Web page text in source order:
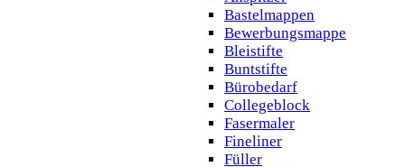
Bastelmappen
Bewerbungsmappe
Bleistifte
Buntstifte
Bürobedarf
Collegeblock
Fasermaler
Fineliner
Füller